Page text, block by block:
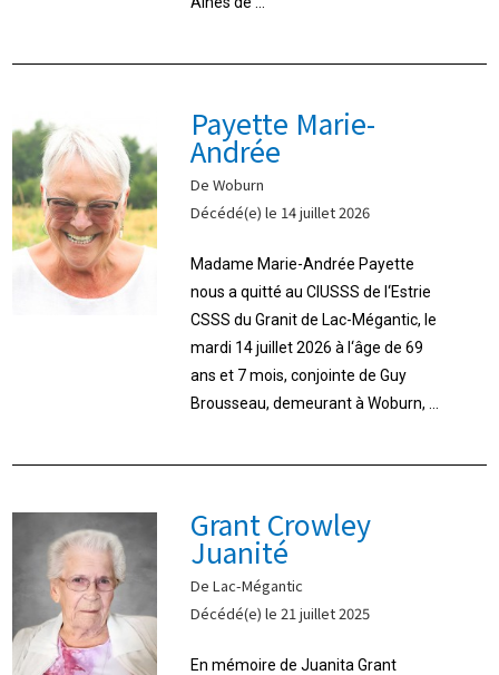
Payette Marie-
Andrée
De Woburn
Décédé(e) le 14 juillet 2026
Madame Marie-Andrée Payette
nous a quitté au CIUSSS de l‘Estrie
CSSS du Granit de Lac-Mégantic, le
mardi 14 juillet 2026 à l‘âge de 69
ans et 7 mois, conjointe de Guy
Brousseau, demeurant à Woburn, ...
Grant Crowley
Juanité
De Lac-Mégantic
Décédé(e) le 21 juillet 2025
En mémoire de Juanita Grant